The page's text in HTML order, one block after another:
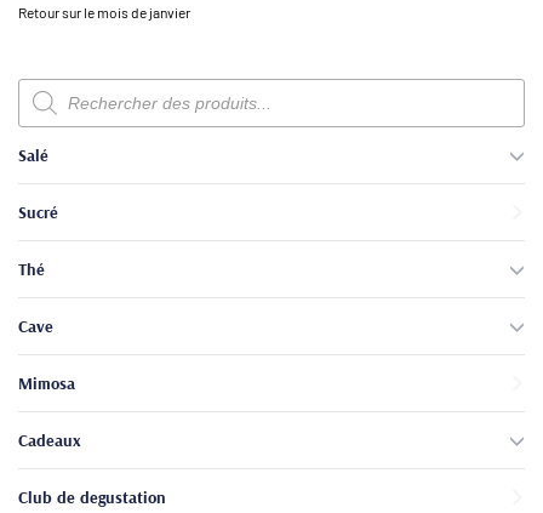
Retour sur le mois de janvier
Recherche
de
produits
Salé
Sucré
Thé
Cave
Mimosa
Cadeaux
Club de degustation